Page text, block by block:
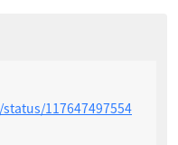
117647497554